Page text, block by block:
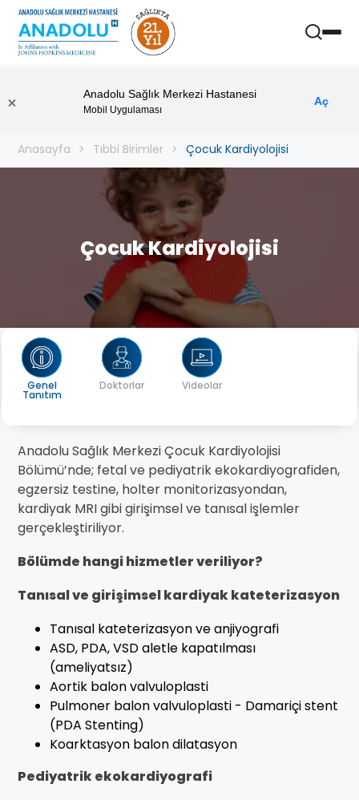
Anadolu Sağlık Merkezi Hastanesi
Mobil Uygulaması
Aç
Anasayfa Tıbbi Birimler Çocuk Kardiyolojisi
Çocuk Kardiyolojisi
Genel
Tanıtım
Doktorlar Videolar
Anadolu Sağlık Merkezi Çocuk Kardiyolojisi
Bölümü’nde; fetal ve pediyatrik ekokardiyografiden,
egzersiz testine, holter monitorizasyondan,
kardiyak MRI gibi girişimsel ve tanısal işlemler
gerçekleştiriliyor.
Bölümde hangi hizmetler veriliyor?
Tanısal ve girişimsel kardiyak kateterizasyon
Tanısal kateterizasyon ve anjiyografi
ASD, PDA, VSD aletle kapatılması
(ameliyatsız)
Aortik balon valvuloplasti
Pulmoner balon valvuloplasti - Damariçi stent
(PDA Stenting)
Koarktasyon balon dilatasyon
Pediyatrik ekokardiyografi